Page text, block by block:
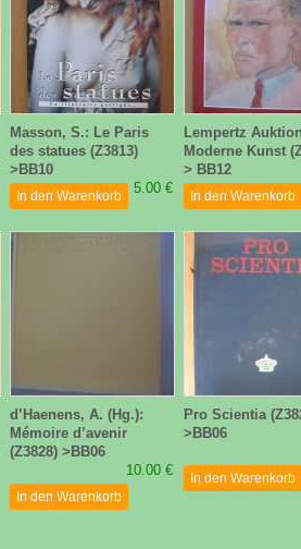
Masson, S.: Le Paris
des statues (Z3813)
>BB10
5.00 €
In den Warenkorb
Lempertz
Moderne Kunst
> BB12
In den Warenkorb
d’Haenens, A. (Hg.):
Mémoire d’avenir
(Z3828) >BB06
10.00 €
In den Warenkorb
Pro Scientia
>BB06
In den Warenkorb